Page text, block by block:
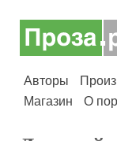
Авторы
Магазин
О